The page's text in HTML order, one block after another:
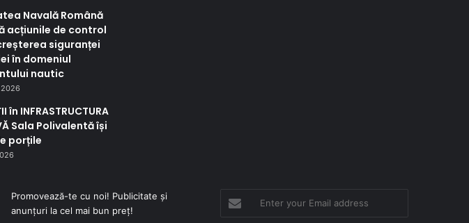
Navală Română
acțiunile de control
siguranței
în domeniul
nautic
în INFRASTRUCTURA
Sala Polivalentă își
porțile
Promovează-te cu noi! Publicitate și
anunțuri la cel mai bun preț!
your